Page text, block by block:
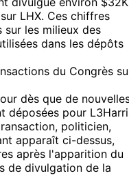
LHX. Ces chiffres
sur les milieux des
dans les dépôts
du Congrès
dès que de
déposées pour
politicien,
apparaît ci-dessus,
après l'apparition du
de divulgation de la